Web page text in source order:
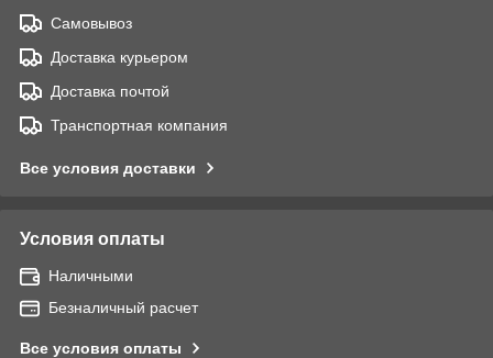
Самовывоз
Доставка курьером
Доставка почтой
Транспортная компания
Все условия доставки
Условия оплаты
Наличными
Безналичный расчет
Все условия оплаты